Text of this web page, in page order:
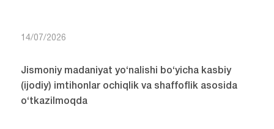
14/07/2026
Jismoniy madaniyat yo‘nalishi bo‘yicha kasbiy
(ijodiy) imtihonlar ochiqlik va shaffoflik asosida
o‘tkazilmoqda